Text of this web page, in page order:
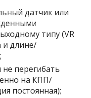
датчик или
типу (VR
и длине/
перегибать
на КПП/
постоянная);